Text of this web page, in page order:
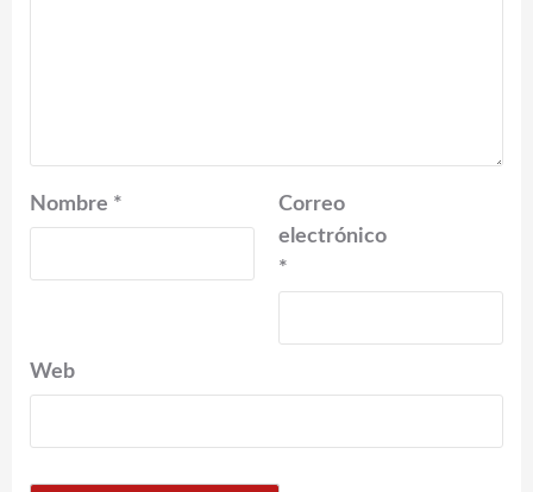
Nombre *
Correo
electrónico
*
Web